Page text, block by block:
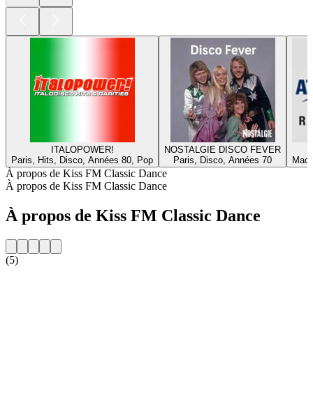
ITALOPOWER!
Paris, Hits, Disco, Années 80, Pop
NOSTALGIE DISCO FEVER
Paris, Disco, Années 70
À propos de Kiss FM Classic Dance
À propos de Kiss FM Classic Dance
À propos de Kiss FM Classic Dance
(5)